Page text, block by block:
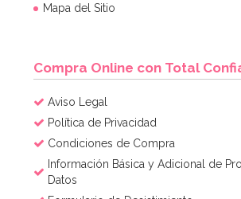
AÑADIR
Mapa del Sitio
Compra Online con Total
Aviso Legal
Política de Privacidad
Condiciones de Compra
Información Básica y Adicional de
Datos